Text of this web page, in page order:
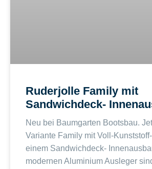
Ruderjolle Family mit
Sandwichdeck-
Neu bei Baumgarten Bootsbau.
Variante Family mit Voll-
einem Sandwichdeck-
modernen Aluminium Ausleger